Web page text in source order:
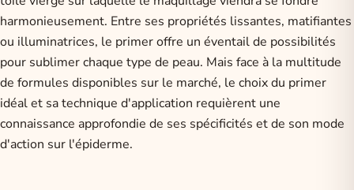
harmonieusement. Entre ses propriétés lissantes, matifiantes
ou illuminatrices, le primer offre un éventail de possibilités
pour sublimer chaque type de peau. Mais face à la multitude
de formules disponibles sur le marché, le choix du primer
idéal et sa technique d'application requièrent une
connaissance approfondie de ses spécificités et de son mode
d'action sur l'épiderme.